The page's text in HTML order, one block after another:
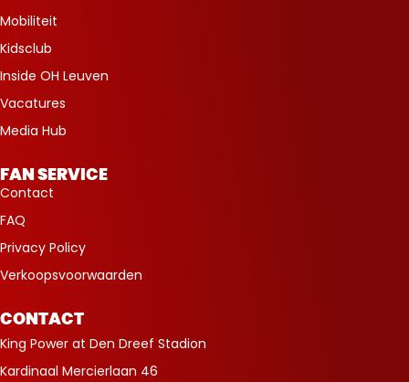
Mobiliteit
Kidsclub
Inside OH Leuven
Vacatures
Media Hub
FAN SERVICE
Contact
FAQ
Privacy Policy
Verkoopsvoorwaarden
CONTACT
King Power at Den Dreef Stadion
Kardinaal Mercierlaan 46